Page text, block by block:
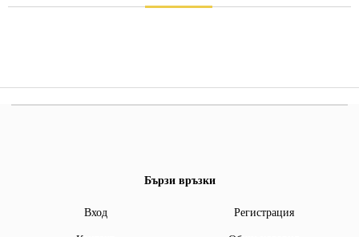
Бързи връзки
Вход Регистрация